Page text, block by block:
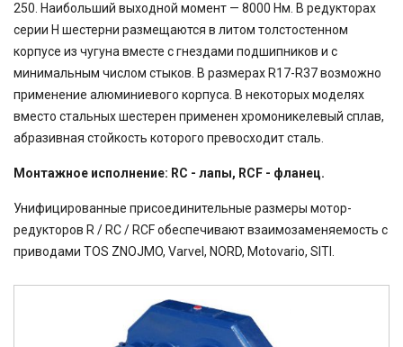
250. Наибольший выходной момент — 8000 Нм. В редукторах
серии Н шестерни размещаются в литом толстостенном
корпусе из чугуна вместе с гнездами подшипников и с
минимальным числом стыков. В размерах R17-R37 возможно
применение алюминиевого корпуса. В некоторых моделях
вместо стальных шестерен применен хромоникелевый сплав,
абразивная стойкость которого превосходит сталь.
Монтажное исполнение: RC - лапы, RCF - фланец.
Унифицированные присоединительные размеры мотор-
редукторов R / RC / RCF обеспечивают взаимозаменяемость с
приводами TOS ZNOJMO, Varvel, NORD, Motovario, SITI.